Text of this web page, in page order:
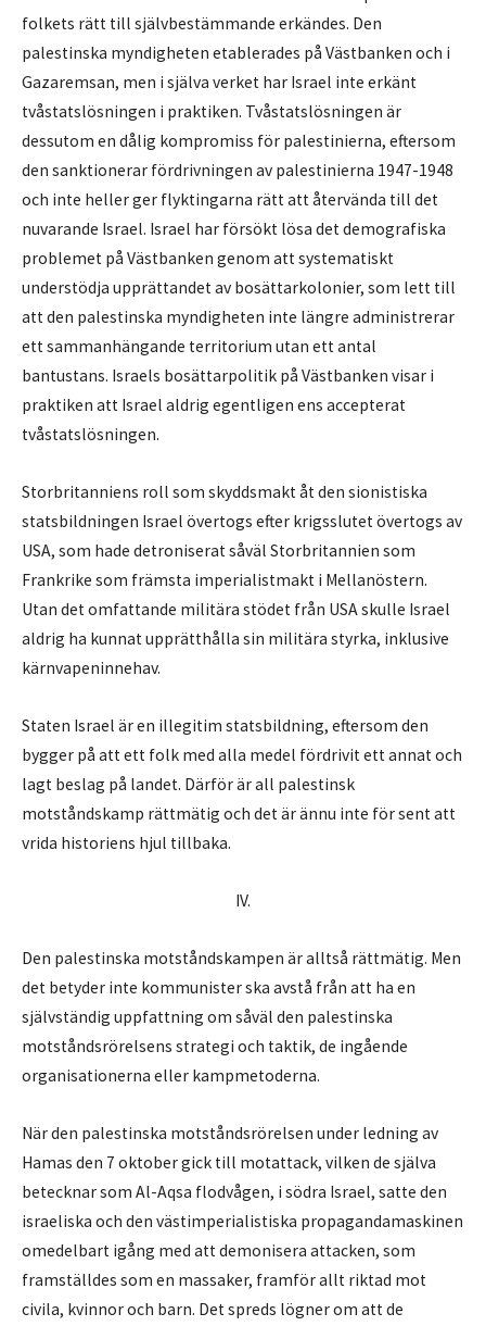
folkets rätt till självbestämmande erkändes. Den
palestinska myndigheten etablerades på Västbanken och i
Gazaremsan, men i själva verket har Israel inte erkänt
tvåstatslösningen i praktiken. Tvåstatslösningen är
dessutom en dålig kompromiss för palestinierna, eftersom
den sanktionerar fördrivningen av palestinierna 1947-1948
och inte heller ger flyktingarna rätt att återvända till det
nuvarande Israel. Israel har försökt lösa det demografiska
problemet på Västbanken genom att systematiskt
understödja upprättandet av bosättarkolonier, som lett till
att den palestinska myndigheten inte längre administrerar
ett sammanhängande territorium utan ett antal
bantustans. Israels bosättarpolitik på Västbanken visar i
praktiken att Israel aldrig egentligen ens accepterat
tvåstatslösningen.
Storbritanniens roll som skyddsmakt åt den sionistiska
statsbildningen Israel övertogs efter krigsslutet övertogs av
USA, som hade detroniserat såväl Storbritannien som
Frankrike som främsta imperialistmakt i Mellanöstern.
Utan det omfattande militära stödet från USA skulle Israel
aldrig ha kunnat upprätthålla sin militära styrka, inklusive
kärnvapeninnehav.
Staten Israel är en illegitim statsbildning, eftersom den
bygger på att ett folk med alla medel fördrivit ett annat och
lagt beslag på landet. Därför är all palestinsk
motståndskamp rättmätig och det är ännu inte för sent att
vrida historiens hjul tillbaka.
IV.
Den palestinska motståndskampen är alltså rättmätig. Men
det betyder inte kommunister ska avstå från att ha en
självständig uppfattning om såväl den palestinska
motståndsrörelsens strategi och taktik, de ingående
organisationerna eller kampmetoderna.
När den palestinska motståndsrörelsen under ledning av
Hamas den 7 oktober gick till motattack, vilken de själva
betecknar som Al-Aqsa flodvågen, i södra Israel, satte den
israeliska och den västimperialistiska propagandamaskinen
omedelbart igång med att demonisera attacken, som
framställdes som en massaker, framför allt riktad mot
civila, kvinnor och barn. Det spreds lögner om att de